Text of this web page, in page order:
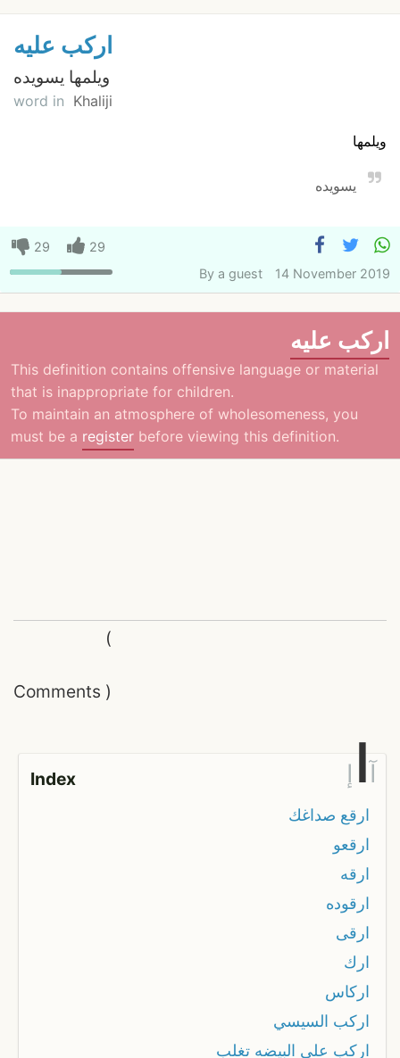
اركب عليه
ويلمها يسويده
word in Khaliji
ويلمها
يسويده
29
29
By a guest 14 November 2019
اركب عليه
This definition contains offensive language or material
that is inappropriate for children.
To maintain an atmosphere of wholesomeness, you
must be a register before viewing this definition.
Comments
(
)
Index إ آ
ارقع صداغك
ارقعو
ارقه
ارقوده
ارقى
ارك
اركاس
اركب السيسي
اركب علي البيضه تغلب